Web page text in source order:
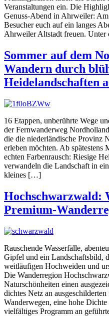
Veranstaltungen ein. Die
Genuss-Abend in Ahrweiler:
Besucher euch auf ein langes
Ahrweiler Altstadt freuen.
Sommer auf dem
Wandern durch
Heidelandschaften
16 Etappen, unberührte Wege
der Fernwanderweg
die die niederländische Provinz
erleben möchten. Ab
echten Farbenrausch: Riesige
verwandeln die Landschaft in
kleines […]
Hochschwarzwald:
Premium-
Rauschende Wasserfälle,
Gipfel und ein Landschaftsbild,
weitläufigen Hochweiden und
Die Wanderregion
Naturschönheiten einen
dichtes Netz an
Wanderwegen, eine hohe
vielfältiges Programm an